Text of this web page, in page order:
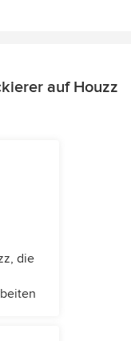
auf Houzz
die